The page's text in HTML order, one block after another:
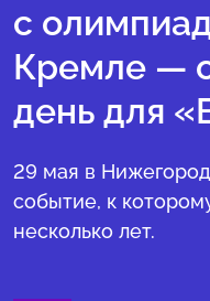
с
Кремле —
день для
29 мая в
событие, к
несколько лет.